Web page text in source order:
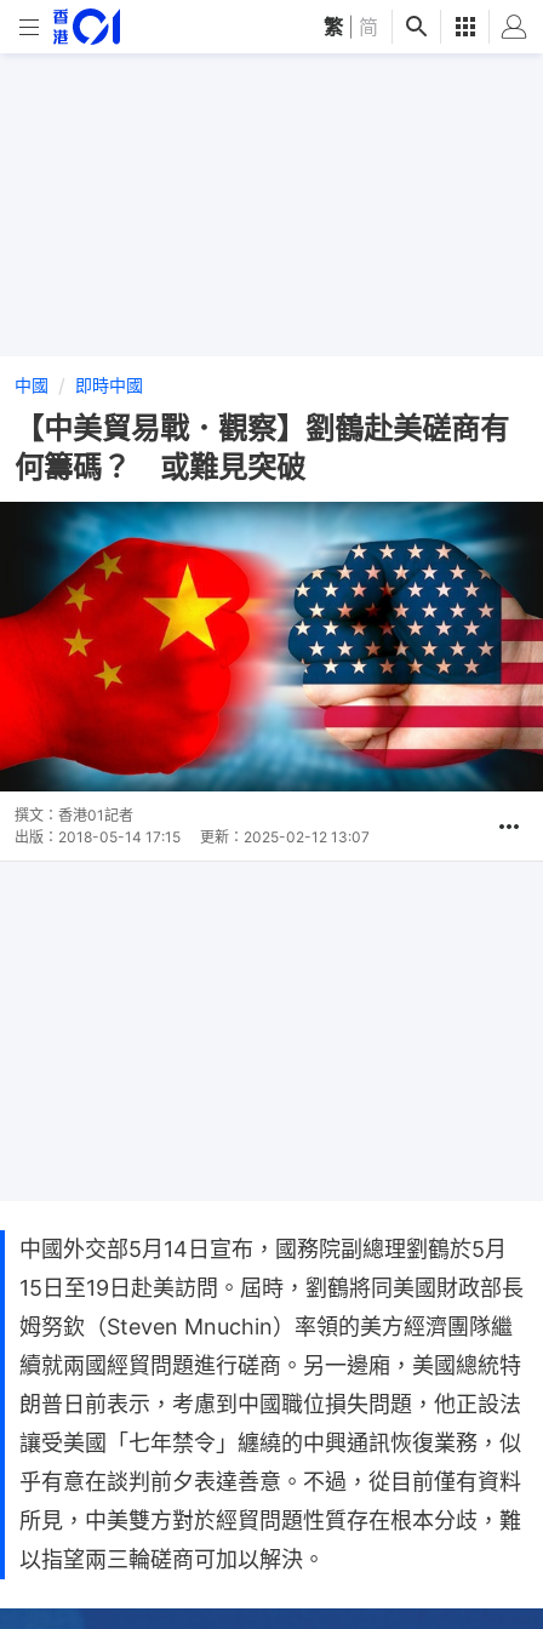
繁 简
中國 即時中國
【中美貿易戰．觀察】劉鶴赴美磋商有
何籌碼？ 或難見突破
撰文： 香港01記者
出版： 2018-05-14 17:15 更新： 2025-02-12 13:07
中國外交部5月14日宣布，國務院副總理劉鶴於5月
15日至19日赴美訪問。屆時，劉鶴將同美國財政部長
姆努欽（Steven Mnuchin）率領的美方經濟團隊繼
續就兩國經貿問題進行磋商。另一邊廂，美國總統特
朗普日前表示，考慮到中國職位損失問題，他正設法
讓受美國「七年禁令」纏繞的中興通訊恢復業務，似
乎有意在談判前夕表達善意。不過，從目前僅有資料
所見，中美雙方對於經貿問題性質存在根本分歧，難
以指望兩三輪磋商可加以解決。